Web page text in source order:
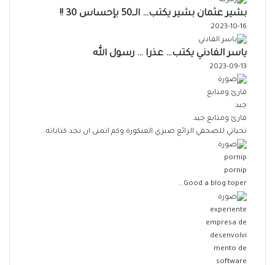
بشير عثمان بشير يكتب… الــ50 بإحساس 30 !!
2023-10-16
ياسر الفادني يكتب… عذرا … رسول الله
2023-09-13
قارئ ومتابع جيد
تحياتي للصحفي الرائع صبري العيكورة وكم اتمنى ان تجد كتاباته...
pornip
Good a blog toper...